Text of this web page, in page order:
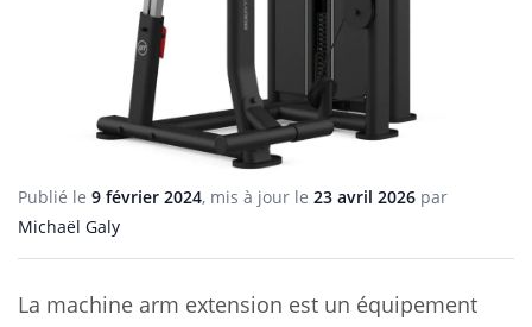
Publié le 9 février 2024, mis à jour le 23 avril 2026 par
Michaël Galy
La machine arm extension est un équipement